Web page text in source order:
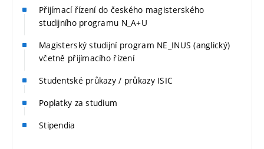
Přijímací řízení do českého magisterského
studijního programu N_A+U
Magisterský studijní program NE_INUS (anglický)
včetně přijímacího řízení
Studentské průkazy / průkazy ISIC
Poplatky za studium
Stipendia